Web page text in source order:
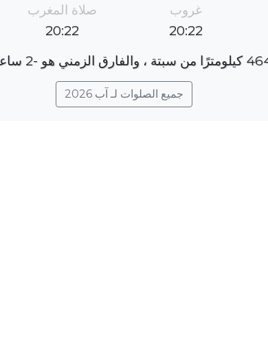
غروب
20:22
صلاة المغرب
20:22
جميع الصلوات لـ آب 2026